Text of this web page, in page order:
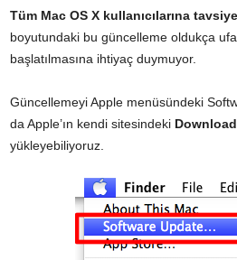
Tüm Mac OS X kullanıcılarına
boyutundaki bu güncelleme oldukça
başlatılmasına ihtiyaç duymuyor.
Güncellemeyi Apple menüsündeki
da Apple’ın kendi sitesindeki
yükleyebiliyoruz.